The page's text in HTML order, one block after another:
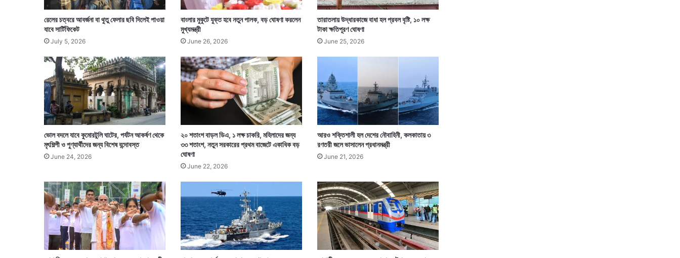
ন্য
বা
ধা
ন
ম
ন্ত্রী
রেলের চত্বরে আবর্জনা বা থুতু ফেলার ছবি দিলেই পাওয়া
যাবে সার্টিফিকেট
July 5, 2026
বাংলার মুকুটে যুক্ত হবে নতুন পালক, বড় ঘোষণা করলেন
মুখ্যমন্ত্রী
June 26, 2026
তারাতলায় উদ্ধারকাজে বাধা হল প্রবল বৃষ্টি, ১০ লক্ষ
টাকা ক্ষতিপূরণ ঘোষণা
June 25, 2026
ভোল বদলে যাবে কুমোরটুলি ঘাটের, পর্যটন আকর্ষণ থেকে
মৃৎশিল্পী ও পুণ্যার্থীদের জন্য বিশেষ বন্দোবস্ত
June 24, 2026
২০ শতাংশ বাড়ল ডিএ, ১ লক্ষ চাকরি, মহিলাদের জন্য
৩৩ শতাংশ, নতুন সরকারের প্রথম বাজেটে একাধিক বড়
ঘোষণা
June 22, 2026
আরও শক্তিশালী হল দেশের নৌবাহিনী, কলকাতায় ৩
রণতরী জলে ভাসালেন প্রধানমন্ত্রী
June 21, 2026